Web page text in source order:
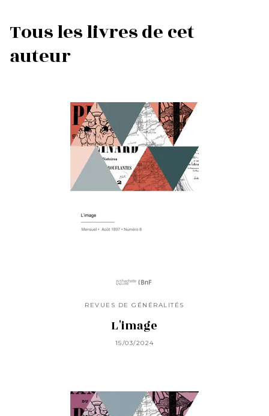
Tous les livres de cet
auteur
REVUES DE GÉNÉRALITÉS
L'image
15/03/2024